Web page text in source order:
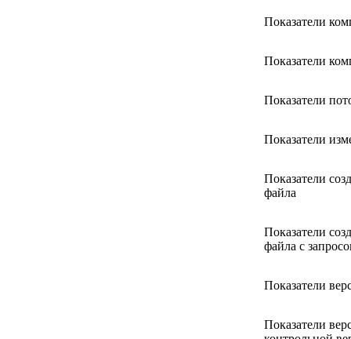
Показатели
Показатели
Показатели
Показатели
Показатели
файла
Показатели
файла с
Показатели
Показатели